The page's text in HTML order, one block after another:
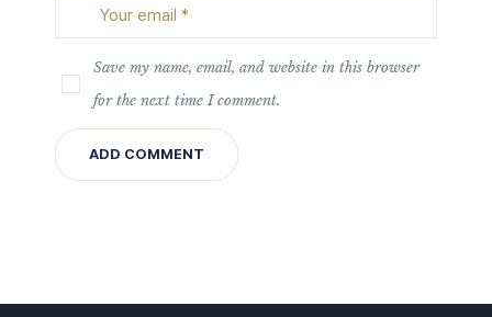
Save my name, email, and website in this browser
for the next time I comment.